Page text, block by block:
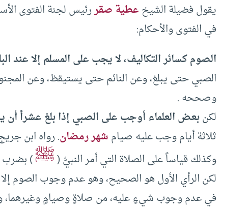
يقول فضيلة الشيخعطية صقررئيس لجنة الفتوى
في الفتوى والأحكام:
الصوم كسائر التكاليف، لا يجب على المسلم إلا عند
الصبي حتى يبلغ، وعن النائم حتى يستيقظ، وعن
وصححه .
لكنبعض العلماء أوجب على الصبي إذا بلغ عشراً أن
ثلاثة أيام وجب عليه صيامشهر رمضان. رواه ابن
وكذلك قياساً على الصلاة التي أمر النبيُّ (ﷺ) بضرب
لكن الرأي الأول هو الصحيح، وهو عدم وجوب الصوم
في عدم وجوب شيءٍ عليه، من صلاةٍ وصيامٍ وغيرهما،